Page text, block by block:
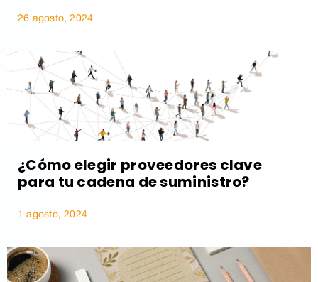
26 agosto, 2024
¿Cómo elegir proveedores clave
para tu cadena de suministro?
1 agosto, 2024